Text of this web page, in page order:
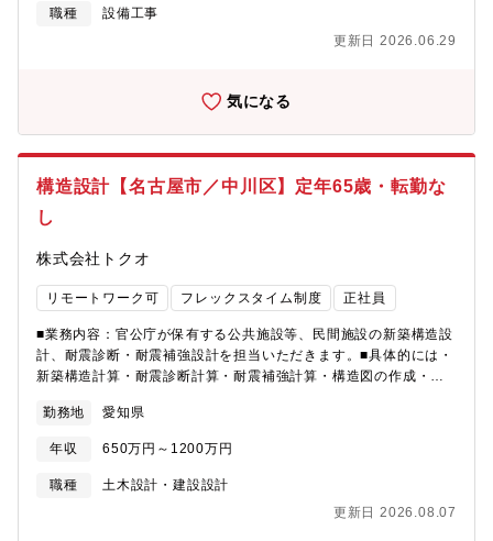
社保有の工場、事務所などの建物、設備の維持管理、修繕業務な
ンの魅力】・日常の設備点検だけでなく、建物の維持管理、設備
投資計画に携わることが可能です。また、当社は東北地方を中心
に複数の拠点があり、複数の拠点で数多くの経験をすることも可
能です。入社後は、施設管理に従事していただきながら、自身の
キャリアで培った経験や技術を発揮いただきます。・中央監視、
セントラル空調、BEMSを使用した省エネ提案、推進が可能で、
施設管理のプロとしてキャリアアップが可能です。【組織構成】
力。前向きで明るい職場。【同社について】・2019年に電子部品
に強みを持つアルパイン株式会社が経営統合し、アルプスアルパ
カ、ヨーロッパ、アジア、中国の85ヶ所に開発、生産、販売拠点
を展開。約40,000種類の電子部品を世界中の約2,000社の顧客企
業に供給。世界シェアがトップクラスの製品も複数ある真のグロ
ーバル企業です。・連結売上高1兆円超！日本が世界に誇るプライ
り”を支えています。・フレックス制度導入、在宅勤務は最大週3
から入社実績多数の企業です。
職種
設備工事
更新日 2026.06.29
気になる
構造設計【名古屋市／中川区】定年65歳・転勤な
し
株式会社トクオ
リモートワーク可 フレックスタイム制度 正社員
■業務内容：官公庁が保有する公共施設等、民間施設の新築構造設
計、耐震診断・耐震補強設計を担当いただきます。■具体的には・
新築構造計算・耐震診断計算・耐震補強計算・構造図の作成・発
請業務・各種検査の立ち合い■魅力・特徴・同社はフレックス制度
や在宅勤務制度の導入や年間休日数の増加など、社員が働きやす
さを向上させる取り組みを積極的に導入しております。・近年
は、民間施設の企画・設計・監理へも参画しており、今後は新築
設・教育文化施設・福祉医療施設、集合住宅など様々な建物の基
勤務地 愛知県
年収 650万円～1200万円
職種
土木設計・建設設計
更新日 2026.08.07